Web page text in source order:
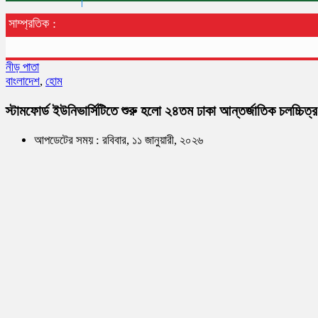
সাম্প্রতিক :
নীড় পাতা
বাংলাদেশ, হোম
স্টামফোর্ড ইউনিভার্সিটিতে শুরু হলো ২৪তম ঢাকা আন্তর্জাতিক
আপডেটের সময় : রবিবার, ১১ জানুয়ারী, ২০২৬